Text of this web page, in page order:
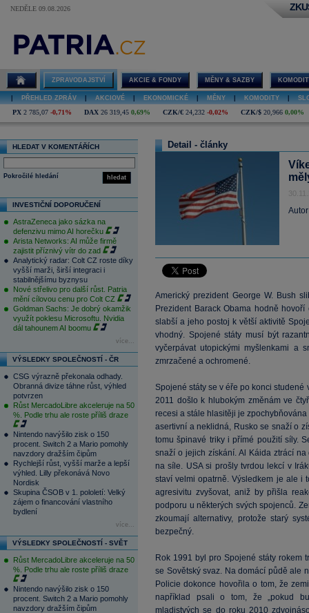
NEDĚLE 09.08.2026
ZPRAVODAJSTVÍ AKCIE & FONDY MĚNY & SAZBY
PŘEHLED ZPRÁV AKCIOVÉ EKONOMICKÉ MĚNY KOMODITY
PX 2 785,07 -0,71% DAX 26 319,45 0,69% CZK/€ 24,232 -0,02% CZK/$ 20,966 0,00%
HLEDAT V KOMENTÁŘÍCH
hledat
Pokročilé hledání
INVESTIČNÍ DOPORUČENÍ
AstraZeneca jako sázka na
defenzivu mimo AI horečku
Arista Networks: AI může firmě
zajistit příznivý vítr do zad
Analytický radar: Colt CZ roste díky
vyšší marži, širší integraci i
stabilnějšímu byznysu
Nové střelivo pro další růst. Patria
mění cílovou cenu pro Colt CZ
Goldman Sachs: Je dobrý okamžik
využít poklesu Microsoftu. Nvidia
dál tahounem AI boomu
více...
VÝSLEDKY SPOLEČNOSTÍ - ČR
CSG výrazně překonala odhady.
Obranná divize táhne růst, výhled
potvrzen
Růst MercadoLibre akceleruje na 50
%. Podle trhu ale roste příliš draze
Nintendo navýšilo zisk o 150
procent. Switch 2 a Mario pomohly
navzdory dražším čipům
Rychlejší růst, vyšší marže a lepší
výhled. Lilly překonává Novo
Nordisk
Skupina ČSOB v 1. pololetí: Velký
zájem o financování vlastního
bydlení
více...
VÝSLEDKY SPOLEČNOSTÍ - SVĚT
Růst MercadoLibre akceleruje na 50
%. Podle trhu ale roste příliš draze
Nintendo navýšilo zisk o 150
procent. Switch 2 a Mario pomohly
navzdory dražším čipům
Detail - články
Americký prezident George W. Bush
Prezident Barack Obama hodně
slabší a jeho postoj k větší aktivitě
vhodný. Spojené státy musí být
vyčerpávat utopickými myšlenkami a
zmrzačené a ochromené.
Spojené státy se v éře po konci
2011 došlo k hlubokým změnám ve
recesi a stále hlasitěji je
asertivní a neklidná, Rusko se snaží o
tomu špinavé triky i přímé použití síly.
snaží o jejich získání. Al Káida ztrácí
na síle. USA si prošly tvrdou lekcí v
staví velmi opatrně. Výsledkem je ale i
agresivitu zvyšovat, aniž by přišla
podporu u některých svých spojenců.
zkoumají alternativy, protože starý
bezpečný.
Rok 1991 byl pro Spojené státy rokem
se Sovětský svaz. Na domácí půdě ale
Policie dokonce hovořila o tom, že
například psali o tom, že „pokud
mladistvých se do roku 2010